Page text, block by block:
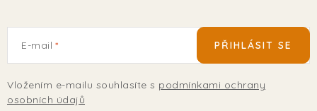
E-mail
Vložením e-mailu souhlasíte s podmínkami ochrany
osobních údajů
PŘIHLÁSIT SE